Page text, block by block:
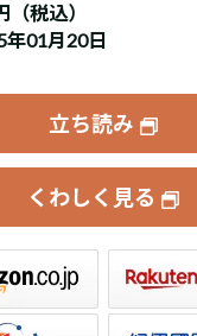
（税込）
01月20日
立ち読み
くわしく見る